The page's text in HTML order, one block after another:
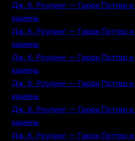
Дж. К. Роулинг — Гарри Поттер
камень
Дж. К. Роулинг — Гарри Поттер
камень
Дж. К. Роулинг — Гарри Поттер
камень
Дж. К. Роулинг — Гарри Поттер
камень
Дж. К. Роулинг — Гарри Поттер
камень
Дж. К. Роулинг — Гарри Поттер